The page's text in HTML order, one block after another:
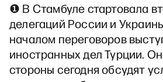
❶ В Стамбуле стартовала
делегаций России и
началом переговоров
иностранных дел Турции.
стороны сегодня обсудят